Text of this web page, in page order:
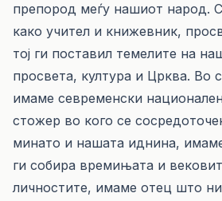
препород меѓу нашиот народ.
како учител и книжевник,
тој ги поставил темелите на
просвета, култура и Црква. Во
имаме севременски
стожер во кого се
минато и нашата иднина,
ги собира времињата и
личностите, имаме отец што